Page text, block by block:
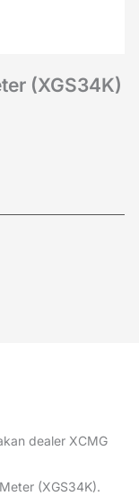
(XGS34K)
dealer XCMG
(XGS34K).